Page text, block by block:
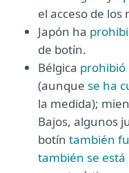
el acceso de los
Japón ha
de botín.
Bélgica prohibió
(aunque se ha
la medida);
Bajos, algunos
botín también
también se